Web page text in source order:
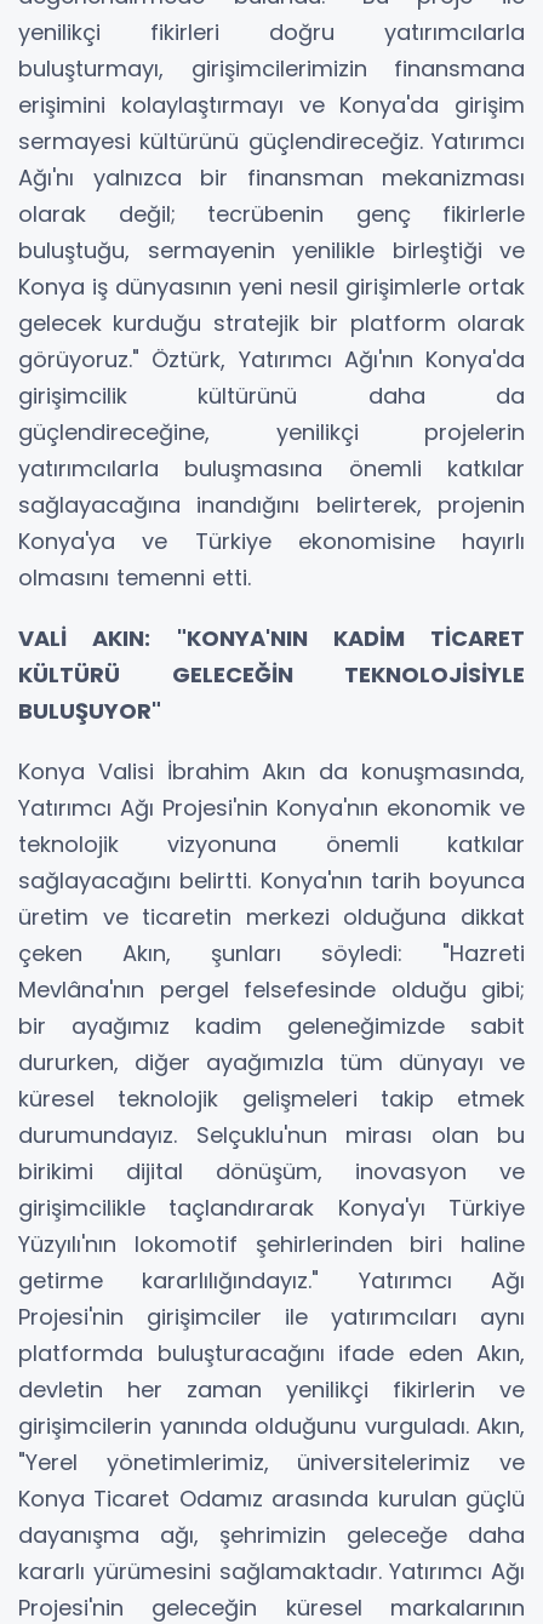
yenilikçi fikirleri doğru yatırımcılarla
buluşturmayı, girişimcilerimizin finansmana
erişimini kolaylaştırmayı ve Konya'da girişim
sermayesi kültürünü güçlendireceğiz. Yatırımcı
Ağı'nı yalnızca bir finansman mekanizması
olarak değil; tecrübenin genç fikirlerle
buluştuğu, sermayenin yenilikle birleştiği ve
Konya iş dünyasının yeni nesil girişimlerle ortak
gelecek kurduğu stratejik bir platform olarak
görüyoruz." Öztürk, Yatırımcı Ağı'nın Konya'da
girişimcilik kültürünü daha da
güçlendireceğine, yenilikçi projelerin
yatırımcılarla buluşmasına önemli katkılar
sağlayacağına inandığını belirterek, projenin
Konya'ya ve Türkiye ekonomisine hayırlı
olmasını temenni etti.
VALİ AKIN: "KONYA'NIN KADİM TİCARET
KÜLTÜRÜ GELECEĞİN TEKNOLOJİSİYLE
BULUŞUYOR"
Konya Valisi İbrahim Akın da konuşmasında,
Yatırımcı Ağı Projesi'nin Konya'nın ekonomik ve
teknolojik vizyonuna önemli katkılar
sağlayacağını belirtti. Konya'nın tarih boyunca
üretim ve ticaretin merkezi olduğuna dikkat
çeken Akın, şunları söyledi: "Hazreti
Mevlâna'nın pergel felsefesinde olduğu gibi;
bir ayağımız kadim geleneğimizde sabit
dururken, diğer ayağımızla tüm dünyayı ve
küresel teknolojik gelişmeleri takip etmek
durumundayız. Selçuklu'nun mirası olan bu
birikimi dijital dönüşüm, inovasyon ve
girişimcilikle taçlandırarak Konya'yı Türkiye
Yüzyılı'nın lokomotif şehirlerinden biri haline
getirme kararlılığındayız." Yatırımcı Ağı
Projesi'nin girişimciler ile yatırımcıları aynı
platformda buluşturacağını ifade eden Akın,
devletin her zaman yenilikçi fikirlerin ve
girişimcilerin yanında olduğunu vurguladı. Akın,
"Yerel yönetimlerimiz, üniversitelerimiz ve
Konya Ticaret Odamız arasında kurulan güçlü
dayanışma ağı, şehrimizin geleceğe daha
kararlı yürümesini sağlamaktadır. Yatırımcı Ağı
Projesi'nin geleceğin küresel markalarının